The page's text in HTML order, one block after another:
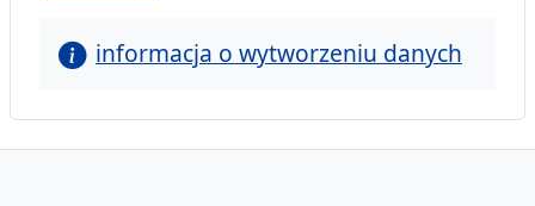
informacja o wytworzeniu danych